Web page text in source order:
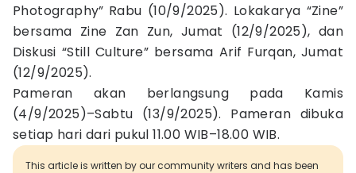
Photography” Rabu (10/9/2025). Lokakarya “Zine”
bersama Zine Zan Zun, Jumat (12/9/2025), dan
Diskusi “Still Culture” bersama Arif Furqan, Jumat
(12/9/2025).
Pameran akan berlangsung pada Kamis
(4/9/2025)–Sabtu (13/9/2025). Pameran dibuka
setiap hari dari pukul 11.00 WIB–18.00 WIB.
This article is written by our community writers and has been